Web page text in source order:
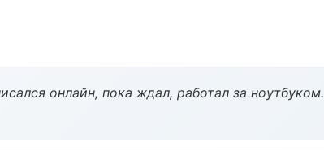
онлайн, пока ждал, работал за ноутбуком.